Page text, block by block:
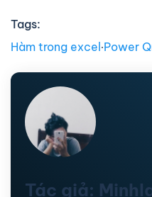
Tags:
Hàm trong excel ∙Power
Tác giả: